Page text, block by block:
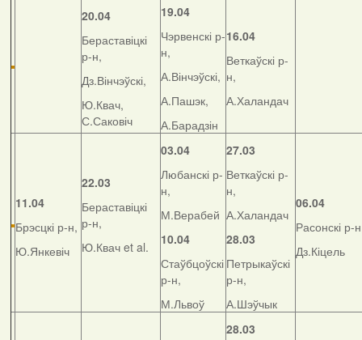
20.04
Бераставіцкі
р-н,
Дз.Вінчэўскі,
Ю.Квач,
С.Саковіч
19.04
Чэрвенскі р-
н,
А.Вінчэўскі,
А.Пашэк,
А.Барадзін
16.04
Веткаўскі р-
н,
А.Халандач
11.04
Брэсцкі р-н,
Ю.Янкевіч
22.03
Бераставіцкі
р-н,
Ю.Квач et al.
03.04
Любанскі р-
н,
М.Верабей
10.04
Стаўбцоўскі
р-н,
М.Львоў
27.03
Веткаўскі р-
н,
А.Халандач
28.03
Петрыкаўскі
р-н,
А.Шэўчык
06.04
Расонскі р-
Дз.Кіцель
28.03